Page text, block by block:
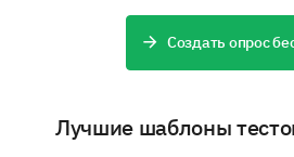
more likely to...
Создать опрос
Лучшие шаблоны